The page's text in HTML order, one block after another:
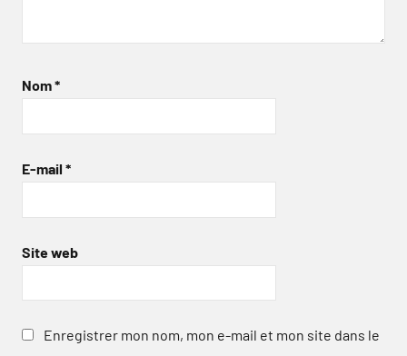
Nom*
E-mail *
Site web
Enregistrer mon nom, mon e-mail et mon site dans le